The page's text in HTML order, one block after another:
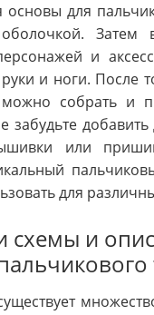
основы для
Затем
и
и ноги. После
собрать и
забудьте
или
для
схемы и